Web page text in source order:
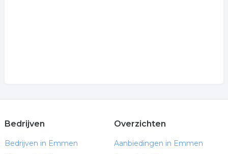
Bedrijven
Bedrijven in Emmen
Overzichten
Aanbiedingen in Emmen